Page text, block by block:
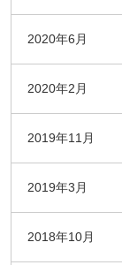
2020年6月
2020年2月
2019年11月
2019年3月
2018年10月